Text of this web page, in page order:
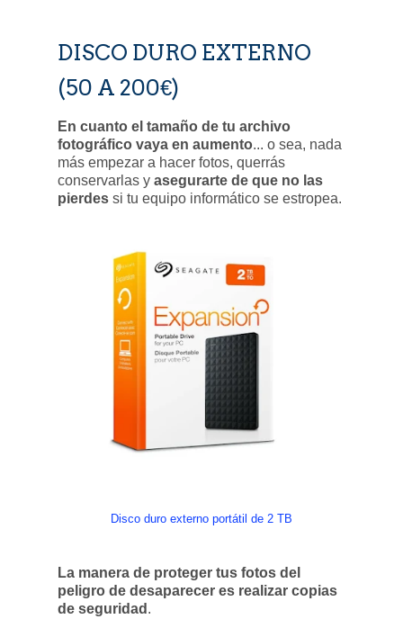
DISCO DURO EXTERNO
(50 A 200€)
En cuanto el tamaño de tu archivo
fotográfico vaya en aumento... o sea, nada
más empezar a hacer fotos, querrás
conservarlas y asegurarte de que no las
pierdes si tu equipo informático se estropea.
Disco duro externo portátil de 2 TB
La manera de proteger tus fotos del
peligro de desaparecer es realizar copias
de seguridad .